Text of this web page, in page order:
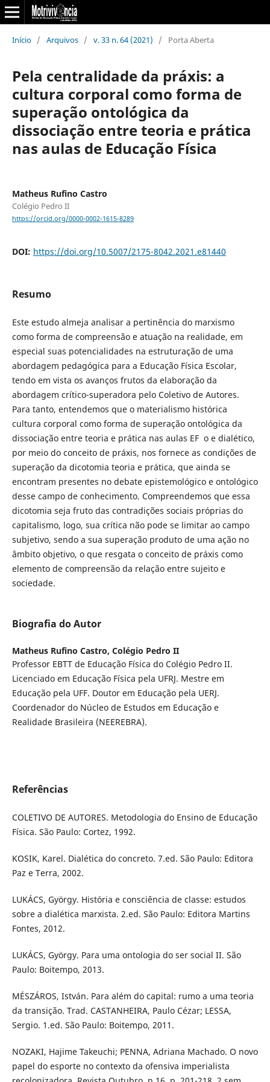
Início / Arquivos / v. 33 n. 64 (2021) / Porta Aberta
Pela centralidade da práxis: a
cultura corporal como forma de
superação ontológica da
dissociação entre teoria e prática
nas aulas de Educação Física
Matheus Rufino Castro
Colégio Pedro II
https://orcid.org/0000-0002-1615-8289
DOI: https://doi.org/10.5007/2175-8042.2021.e81440
Resumo
Este estudo almeja analisar a pertinência do marxismo
como forma de compreensão e atuação na realidade, em
especial suas potencialidades na estruturação de uma
abordagem pedagógica para a Educação Física Escolar,
tendo em vista os avanços frutos da elaboração da
abordagem crítico-superadora pelo Coletivo de Autores.
Para tanto, entendemos que o materialismo histórica
cultura corporal como forma de superação ontológica da
dissociação entre teoria e prática nas aulas EF o e dialético,
por meio do conceito de práxis, nos fornece as condições de
superação da dicotomia teoria e prática, que ainda se
encontram presentes no debate epistemológico e ontológico
desse campo de conhecimento. Compreendemos que essa
dicotomia seja fruto das contradições sociais próprias do
capitalismo, logo, sua crítica não pode se limitar ao campo
subjetivo, sendo a sua superação produto de uma ação no
âmbito objetivo, o que resgata o conceito de práxis como
elemento de compreensão da relação entre sujeito e
sociedade.
Biografia do Autor
Matheus Rufino Castro, Colégio Pedro II
Professor EBTT de Educação Física do Colégio Pedro II.
Licenciado em Educação Física pela UFRJ. Mestre em
Educação pela UFF. Doutor em Educação pela UERJ.
Coordenador do Núcleo de Estudos em Educação e
Realidade Brasileira (NEEREBRA).
Referências
COLETIVO DE AUTORES. Metodologia do Ensino de Educação
Física. São Paulo: Cortez, 1992.
KOSIK, Karel. Dialética do concreto. 7.ed. São Paulo: Editora
Paz e Terra, 2002.
LUKÁCS, György. História e consciência de classe: estudos
sobre a dialética marxista. 2.ed. São Paulo: Editora Martins
Fontes, 2012.
LUKÁCS, György. Para uma ontologia do ser social II. São
Paulo: Boitempo, 2013.
MÉSZÁROS, István. Para além do capital: rumo a uma teoria
da transição. Trad. CASTANHEIRA, Paulo Cézar; LESSA,
Sergio. 1.ed. São Paulo: Boitempo, 2011.
NOZAKI, Hajime Takeuchi; PENNA, Adriana Machado. O novo
papel do esporte no contexto da ofensiva imperialista